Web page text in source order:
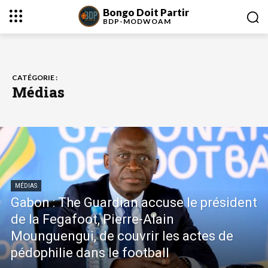
Bongo Doit Partir
BDP-MODWOAM
CATÉGORIE :
Médias
MÉDIAS
Gabon : The Guardian accuse le président
de la Fegafoot, Pierre-Alain
Mounguengui, de couvrir les actes de
pédophilie dans le football